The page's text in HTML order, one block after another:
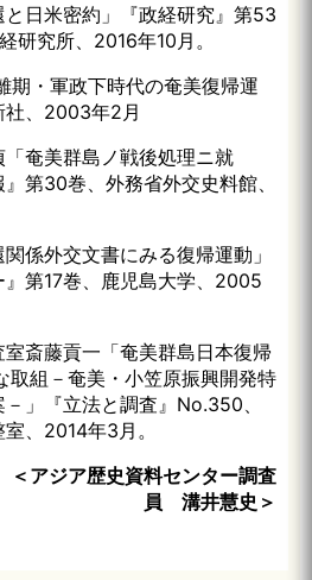
と日米密約」『政経研究』第53
研究所、2016年10月。
期・軍政下時代の奄美復帰運
社、2003年2月
「奄美群島ノ戦後処理ニ就
第30巻、外務省外交史料館、
係外交文書にみる復帰運動」
』第17巻、鹿児島大学、2005
室斎藤貢一「奄美群島日本復帰
取組－奄美・小笠原振興開発特
」『立法と調査』No.350、
、2014年3月。
＜アジア歴史資料センター調査
員 溝井慧史＞